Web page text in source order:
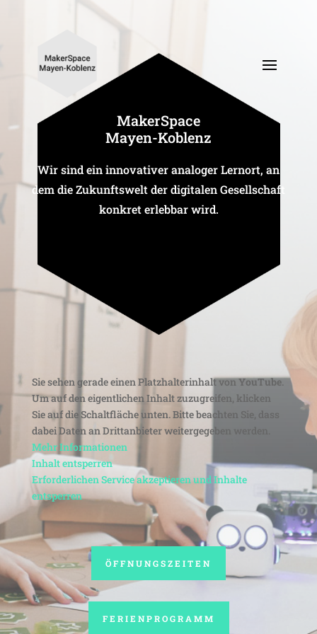
Maker­Space
Mayen-Koblenz
Wir sind ein inno­va­tiver analoger Lernort, an
dem die Zukunfts­welt der digi­talen Gesell­schaft
konkret erlebbar wird.
Sie sehen gerade einen Platz­hal­ter­in­halt vonYouTube.
Um auf den eigent­li­chen Inhalt zuzu­greifen, klicken
Sie auf die Schalt­fläche unten. Bitte beachten Sie, dass
dabei Daten an Dritt­an­bieter weiter­ge­geben werden.
Mehr Infor­ma­tionen
Inhalt entsperren
Erfor­der­li­chen Service akzep­tieren und Inhalte
entsperren
ÖFFNUNGS­ZEITEN
FERI­EN­PRO­GRAMM